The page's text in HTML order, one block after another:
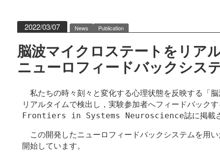
2022/03/07 News Publication
脳波マイクロステートをリア
ニューロフィードバックシス
私たちの時々刻々と変化する心理状態を反映する「
リアルタイムで検出し，実験参加者へフィードバック
Frontiers in Systems Neuroscience誌に掲載さ
この開発したニューロフィードバックシステムを用
開始しています。